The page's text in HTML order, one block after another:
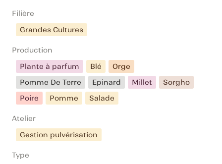
Filière
Grandes Cultures
Production
Plante à parfum
Blé
Orge
Pomme De Terre
Epinard Millet
Sorgho
Poire
Pomme Salade
Atelier
Gestion pulvérisation
Type